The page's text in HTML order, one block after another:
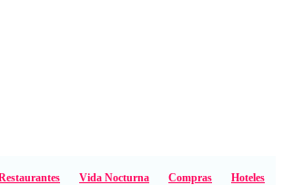
Vida Nocturna Compras
Hoteles